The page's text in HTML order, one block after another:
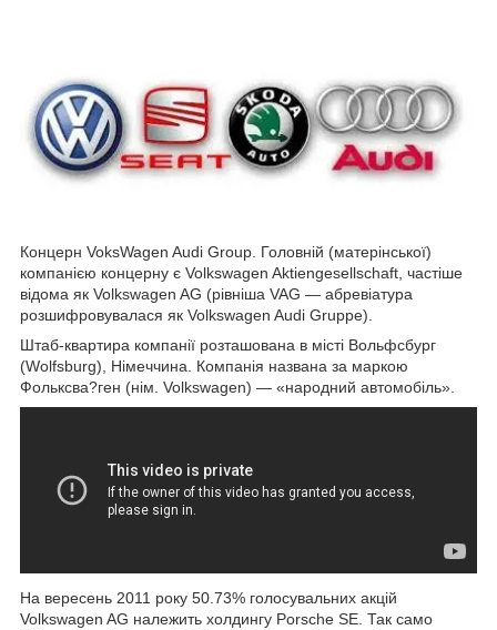
Концерн VoksWagen Audi Group. Головній (матерінської)
компанією концерну є Volkswagen Aktiengesellschaft, частіше
відома як Volkswagen AG (рівніша VAG — абревіатура
розшифровувалася як Volkswagen Audi Gruppe).
Штаб-квартира компанії розташована в місті Вольфсбург
(Wolfsburg), Німеччина. Компанія названа за маркою
Фольксва?ген (нім. Volkswagen) — «народний автомобіль».
На вересень 2011 року 50.73% голосувальних акцій
Volkswagen AG належить холдингу Porsche SE. Так само